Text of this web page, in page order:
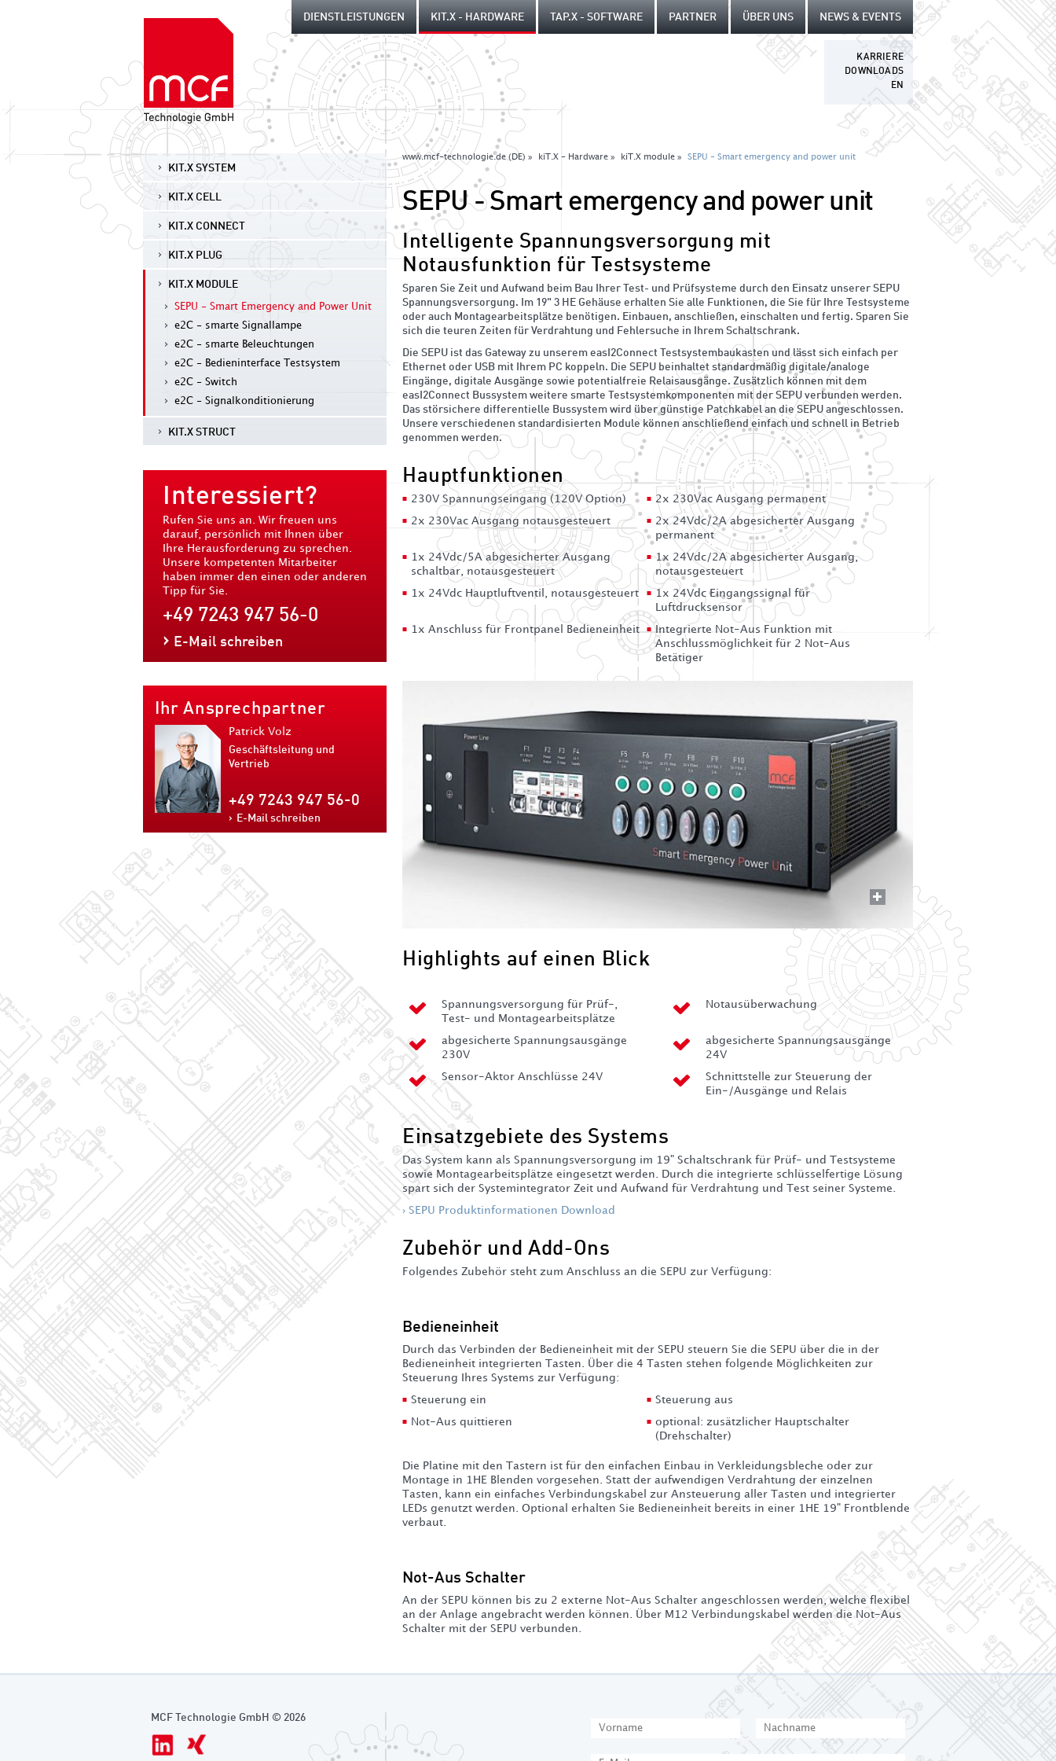
DIENSTLEISTUNGEN KIT.X - HARDWARE TAP.X - SOFTWARE PARTNER ÜBER UNS NEWS & EVENTS
KARRIERE
DOWNLOADS
EN
KIT.X SYSTEM
KIT.X CELL
KIT.X CONNECT
KIT.X PLUG
KIT.X MODULE
SEPU - Smart Emergency and Power Unit
e2C - smarte Signallampe
e2C - smarte Beleuchtungen
e2C - Bedieninterface Testsystem
e2C - Switch
e2C - Signalkonditionierung
KIT.X STRUCT
Interessiert?
Rufen Sie uns an. Wir freuen uns
darauf, persönlich mit Ihnen über
Ihre Herausforderung zu sprechen.
Unsere kompetenten Mitarbeiter
haben immer den einen oder anderen
Tipp für Sie.
+49 7243 947 56-0
E-Mail schreiben
Ihr Ansprechpartner
Patrick Volz
Geschäftsleitung und
Vertrieb
+49 7243 947 56-0
E-Mail schreiben
www.mcf-technologie.de (DE) » kiT.X - Hardware » kiT.X module » SEPU - Smart emergency and power unit
SEPU - Smart emergency and power unit
Intelligente Spannungsversorgung mit
Notausfunktion für Testsysteme
Sparen Sie Zeit und Aufwand beim Bau Ihrer Test- und Prüfsysteme durch den Einsatz unserer SEPU
Spannungsversorgung. Im 19" 3 HE Gehäuse erhalten Sie alle Funktionen, die Sie für Ihre Testsysteme
oder auch Montagearbeitsplätze benötigen. Einbauen, anschließen, einschalten und fertig. Sparen Sie
sich die teuren Zeiten für Verdrahtung und Fehlersuche in Ihrem Schaltschrank.
Die SEPU ist das Gateway zu unserem easI2Connect Testsystembaukasten und lässt sich einfach per
Ethernet oder USB mit Ihrem PC koppeln. Die SEPU beinhaltet standardmäßig digitale/analoge
Eingänge, digitale Ausgänge sowie potentialfreie Relaisausgänge. Zusätzlich können mit dem
easI2Connect Bussystem weitere smarte Testsystemkomponenten mit der SEPU verbunden werden.
Das störsichere differentielle Bussystem wird über günstige Patchkabel an die SEPU angeschlossen.
Unsere verschiedenen standardisierten Module können anschließend einfach und schnell in Betrieb
genommen werden.
Hauptfunktionen
230V Spannungseingang (120V Option) 2x 230Vac Ausgang permanent
2x 230Vac Ausgang notausgesteuert
2x 24Vdc/2A abgesicherter Ausgang
permanent
1x 24Vdc/5A abgesicherter Ausgang
schaltbar, notausgesteuert
1x 24Vdc/2A abgesicherter Ausgang,
notausgesteuert
1x 24Vdc Hauptluftventil, notausgesteuert
1x 24Vdc Eingangssignal für
Luftdrucksensor
1x Anschluss für Frontpanel Bedieneinheit
Integrierte Not-Aus Funktion mit
Anschlussmöglichkeit für 2 Not-Aus
Betätiger
Highlights auf einen Blick
Spannungsversorgung für Prüf-,
Test- und Montagearbeitsplätze
Notausüberwachung
abgesicherte Spannungsausgänge
230V
abgesicherte Spannungsausgänge
24V
Sensor-Aktor Anschlüsse 24V
Schnittstelle zur Steuerung der
Ein-/Ausgänge und Relais
Einsatzgebiete des Systems
Das System kann als Spannungsversorgung im 19" Schaltschrank für Prüf- und Testsysteme
sowie Montagearbeitsplätze eingesetzt werden. Durch die integrierte schlüsselfertige Lösung
spart sich der Systemintegrator Zeit und Aufwand für Verdrahtung und Test seiner Systeme.
SEPU Produktinformationen Download
Zubehör und Add-Ons
Folgendes Zubehör steht zum Anschluss an die SEPU zur Verfügung:
Bedieneinheit
Durch das Verbinden der Bedieneinheit mit der SEPU steuern Sie die SEPU über die in der
Bedieneinheit integrierten Tasten. Über die 4 Tasten stehen folgende Möglichkeiten zur
Steuerung Ihres Systems zur Verfügung:
Steuerung ein Steuerung aus
Not-Aus quittieren
optional: zusätzlicher Hauptschalter
(Drehschalter)
Die Platine mit den Tastern ist für den einfachen Einbau in Verkleidungsbleche oder zur
Montage in 1HE Blenden vorgesehen. Statt der aufwendigen Verdrahtung der einzelnen
Tasten, kann ein einfaches Verbindungskabel zur Ansteuerung aller Tasten und integrierter
LEDs genutzt werden. Optional erhalten Sie Bedieneinheit bereits in einer 1HE 19" Frontblende
verbaut.
Not-Aus Schalter
An der SEPU können bis zu 2 externe Not-Aus Schalter angeschlossen werden, welche flexibel
an der Anlage angebracht werden können. Über M12 Verbindungskabel werden die Not-Aus
Schalter mit der SEPU verbunden.
MCF Technologie GmbH © 2026